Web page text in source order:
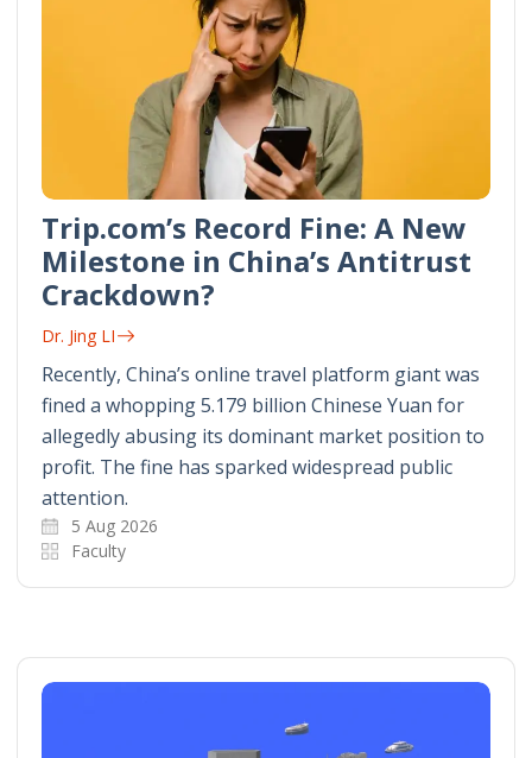
Trip.com’s Record Fine: A New
Milestone in China’s Antitrust
Crackdown?
Dr. Jing LI
Recently, China’s online travel platform giant was
fined a whopping 5.179 billion Chinese Yuan for
allegedly abusing its dominant market position to
profit. The fine has sparked widespread public
attention.
5 Aug 2026
Faculty